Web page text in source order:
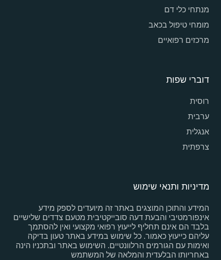
מנתחי כלי דם
מומחי טיפול בכאב
מרכזים רפואיים
דוברי שפות
רוסית
ערבית
אנגלית
צרפתית
מדיניות ותנאי שימוש
המידע והתוכן המוצגים באתר זה מיועדים לספק מידע
אינפורמטיבי והבעת דעה סובייקטיבית מטעם צדדים שלישיים
בלבד הם אינם תחליף לייעוץ רפואי מקצועי ואין להסתמך
עליהם כייעוץ כאמור. כל שימוש במידע באתר טעון בדיקה
ואימות עם הגורמים הרלוונטיים. השימוש באתר ובתכניו הינה
באחריותו הבלעדית והמלאה של המשתמש